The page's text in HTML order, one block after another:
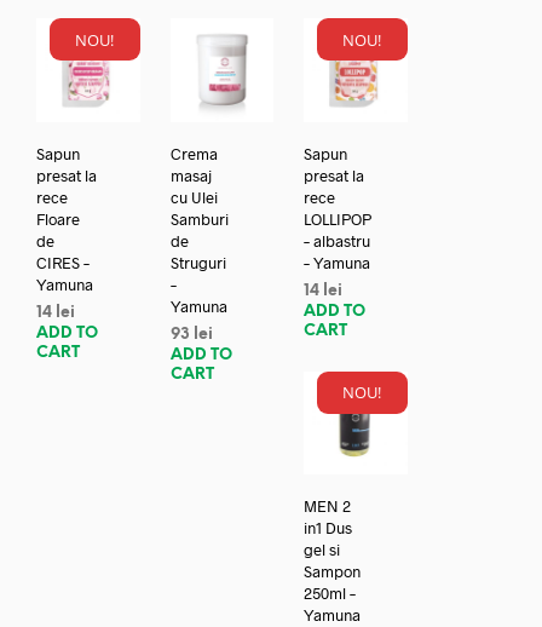
NOU!
Sapun
presat la
rece
Floare
de
CIRES –
Yamuna
14 lei
ADD TO
CART
Crema
masaj
cu Ulei
Samburi
de
Struguri
–
Yamuna
93
lei
ADD TO
CART
NOU!
Sapun
presat la
rece
LOLLIPOP
– albastru
– Yamuna
14 lei
ADD TO
CART
NOU!
MEN 2
in1 Dus
gel si
Sampon
250ml –
Yamuna